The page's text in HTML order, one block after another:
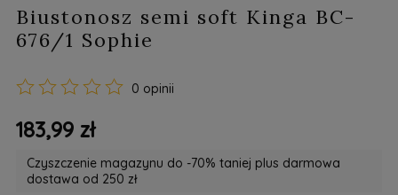
Biustonosz semi soft Kinga BC-
676/1 Sophie
0 opinii
183,99 zł
Czyszczenie magazynu do -70% taniej plus darmowa
dostawa od 250 zł